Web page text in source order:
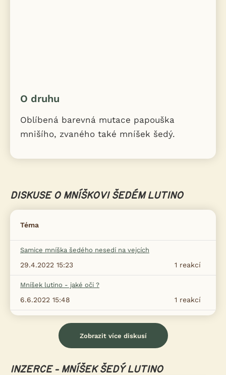
O druhu
Oblíbená barevná mutace papouška
mnišího, zvaného také mníšek šedý.
DISKUSE O MNÍŠKOVI ŠEDÉM LUTINO
Téma
Samice mníška šedého nesedí na vejcích
1 reakcí
29.4.2022 15:23
Mníšek lutino - jaké oči ?
1 reakcí
6.6.2022 15:48
Zobrazit více diskusí
INZERCE - MNÍŠEK ŠEDÝ LUTINO